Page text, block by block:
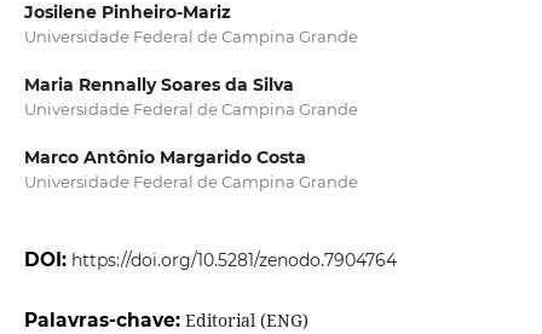
Josilene Pinheiro-Mariz
Universidade Federal de Campina Grande
Maria Rennally Soares da Silva
Universidade Federal de Campina Grande
Marco Antônio Margarido Costa
Universidade Federal de Campina Grande
DOI: https://doi.org/10.5281/zenodo.7904764
Palavras-chave: Editorial (ENG)